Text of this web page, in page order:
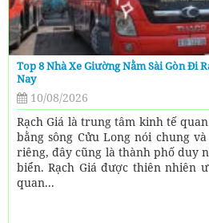
Top 8 Nhà Xe Giường Nằm Sài Gòn Đi
Nay
10/08/2026
Rạch Giá là trung tâm kinh tế
bằng sông Cửu Long nói chung
riêng, đây cũng là thành phố duy
biển. Rạch Giá được thiên nhiên
quan...